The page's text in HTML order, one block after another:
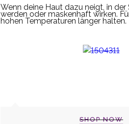
Wenn deine Haut dazu neigt, in
werden oder maskenhaft wirken.
hohen Temperaturen länger halten.
SHOP NOW